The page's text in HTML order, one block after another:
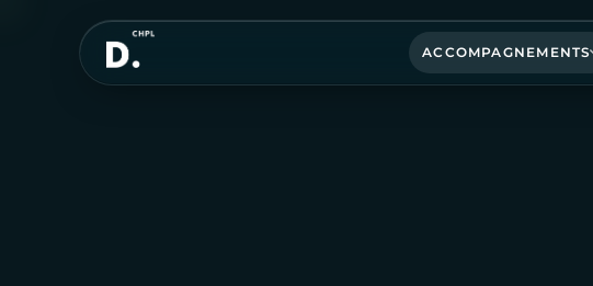
ACCOMPAGNEMENTS